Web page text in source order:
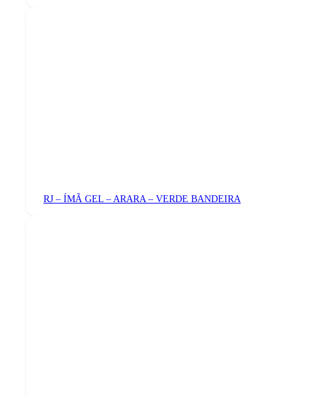
RJ – ÍMÃ GEL – ARARA – VERDE BANDEIRA